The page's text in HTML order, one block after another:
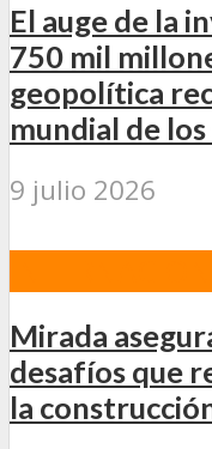
El auge de la
750 mil
geopolítica
mundial de
9 julio 2026
Mirada
desafíos que
la